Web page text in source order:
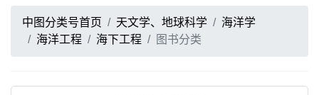
中图分类号首页 天文学、地球科学
海洋学
海洋工程
海下工程 图书分类